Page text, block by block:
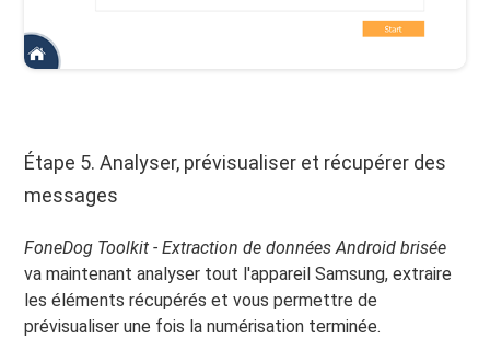
Étape 5. Analyser, prévisualiser et récupérer des
messages
FoneDog Toolkit - Extraction de données Android brisée
va maintenant analyser tout l'appareil Samsung, extraire
les éléments récupérés et vous permettre de
prévisualiser une fois la numérisation terminée.